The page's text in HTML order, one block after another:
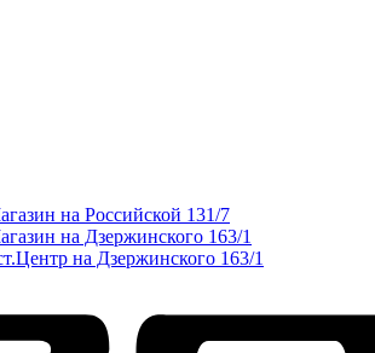
на Российской 131/7
на Дзержинского 163/1
на Дзержинского 163/1